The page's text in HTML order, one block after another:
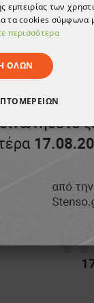
εμπειρίας των
τα cookies σύμφωνα
περισσότερα
ΌΛΩΝ
ΣΤΌΧΕΥΣΗΣ